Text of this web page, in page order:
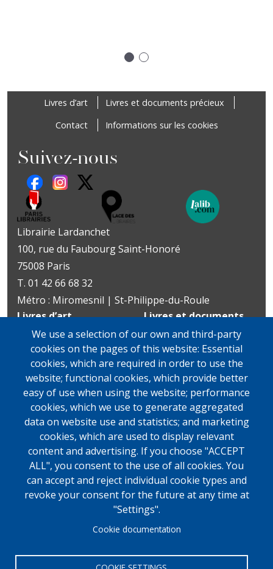
Livres d’art
Livres et documents précieux
Contact
Informations sur les cookies
Suivez-nous
Librairie Lardanchet
100, rue du Faubourg Saint-Honoré
75008 Paris
T. 01 42 66 68 32
Métro : Miromesnil | St-Philippe-du-Roule
Livres d’art
Du mardi au vendredi
10h-19h
samedi
11h-13h et 14h-19h
Livres et documents
précieux
Lundi sur rendez-vous
Du mardi au vendredi
10h-19h
samedi
11h-13h et 14h-19h
We use a selection of our own and third-party
cookies on the pages of this website: Essential
cookies, which are required in order to use the
website; functional cookies, which provide better
easy of use when using the website; performance
cookies, which we use to generate aggregated
data on website use and statistics; and marketing
cookies, which are used to display relevant
content and advertising. If you choose "ACCEPT
ALL", you consent to the use of all cookies. You
can accept and reject individual cookie types and
revoke your consent for the future at any time at
"Settings".
Cookie documentation